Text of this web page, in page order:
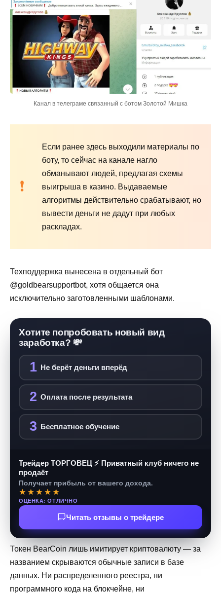
Канал в телеграме связанный с ботом Золотой Мишка
Если ранее здесь выходили материалы по
боту, то сейчас на канале нагло
обманывают людей, предлагая схемы
выигрыша в казино. Выдаваемые
алгоритмы действительно срабатывают, но
вывести деньги не дадут при любых
раскладах.
Техподдержка вынесена в отдельный бот
@goldbearsupportbot, хотя общается она
исключительно заготовленными шаблонами.
Хотите попробовать новый вид
заработка? 💸
1 Не берёт деньги вперёд
2 Оплата после результата
3 Бесплатное обучение
Трейдер ТОРГОВЕЦ ⚡ Приватный клуб ничего не
продаёт
Получает прибыль от вашего дохода.
★★★★★
ОЦЕНКА: ОТЛИЧНО
Читать отзывы о трейдере
Токен BearCoin лишь имитирует криптовалюту — за
названием скрываются обычные записи в базе
данных. Ни распределенного реестра, ни
программного кода на блокчейне, ни